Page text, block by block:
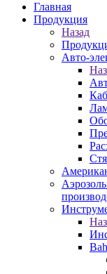
Главная
Продукция
Назад
Авто-